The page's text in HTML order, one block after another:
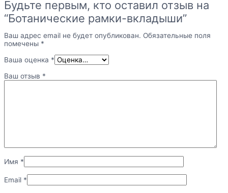
Будьте первым, кто оставил отзыв на
“Ботанические рамки-вкладыши”
Ваш адрес email не будет опубликован. Обязательные поля
помечены *
Ваша оценка *
Ваш отзыв *
Имя *
Email *